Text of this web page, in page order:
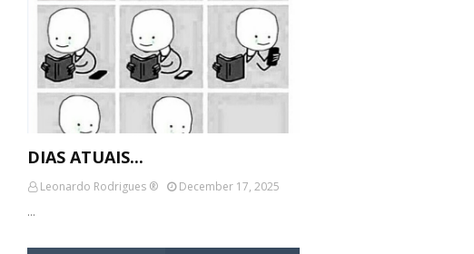
DIAS ATUAIS...
Leonardo Rodrigues ®
December 17, 2025
…